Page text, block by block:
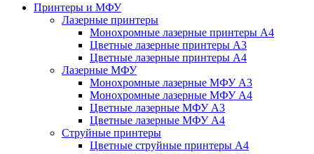
Принтеры и МФУ
Лазерные принтеры
Монохромные лазерные принтеры А4
Цветные лазерные принтеры А3
Цветные лазерные принтеры А4
Лазерные МФУ
Монохромные лазерные МФУ А3
Монохромные лазерные МФУ А4
Цветные лазерные МФУ А3
Цветные лазерные МФУ А4
Струйные принтеры
Цветные струйные принтеры А4